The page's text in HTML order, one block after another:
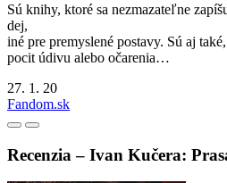
Sú knihy, ktoré sa nezmazateľne
dej,
iné pre premyslené postavy. Sú aj
pocit údivu alebo očarenia…
27. 1. 20
Fandom.sk
Recenzia – Ivan Kučera: